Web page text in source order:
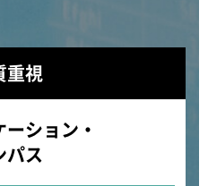
重視
ション・
パス